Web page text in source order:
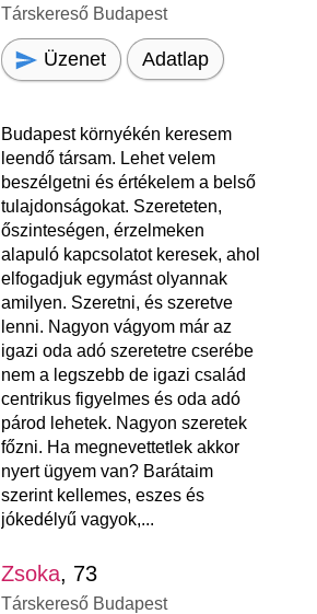
Társkereső Budapest
Üzenet Adatlap
Budapest környékén keresem
leendő társam. Lehet velem
beszélgetni és értékelem a belső
tulajdonságokat. Szereteten,
őszinteségen, érzelmeken
alapuló kapcsolatot keresek, ahol
elfogadjuk egymást olyannak
amilyen. Szeretni, és szeretve
lenni. Nagyon vágyom már az
igazi oda adó szeretetre cserébe
nem a legszebb de igazi család
centrikus figyelmes és oda adó
párod lehetek. Nagyon szeretek
főzni. Ha megnevettetlek akkor
nyert ügyem van? Barátaim
szerint kellemes, eszes és
jókedélyű vagyok,...
Zsoka, 73
Társkereső Budapest